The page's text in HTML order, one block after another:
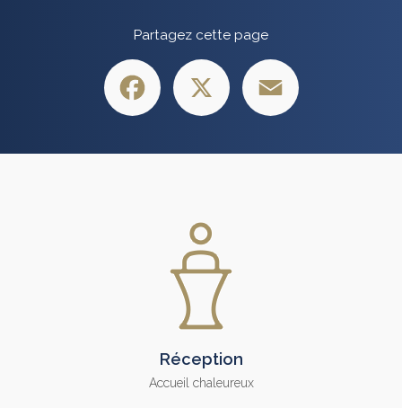
Partagez cette page
Facebook
Réception
Accueil chaleureux